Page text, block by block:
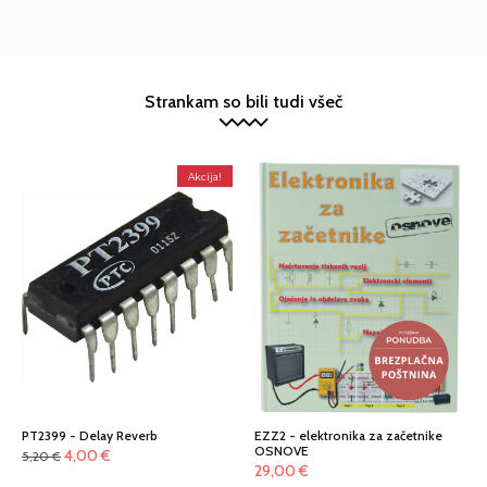
Strankam so bili tudi všeč
Akcija!
PT2399 - Delay Reverb
5,20€ Izvirna
4,00€
EZZ2 - elektronika za začetnike
OSNOVE
29,00€